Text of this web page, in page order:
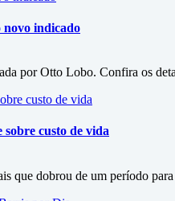
indicado
por Otto Lobo. Confira os
sobre custo de vida
que dobrou de um período